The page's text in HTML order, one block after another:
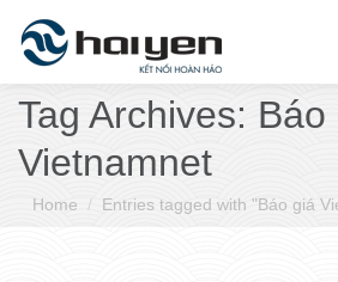
Tag Archives: Báo
Vietnamnet
You are here:
Home Entries tagged with "Báo giá